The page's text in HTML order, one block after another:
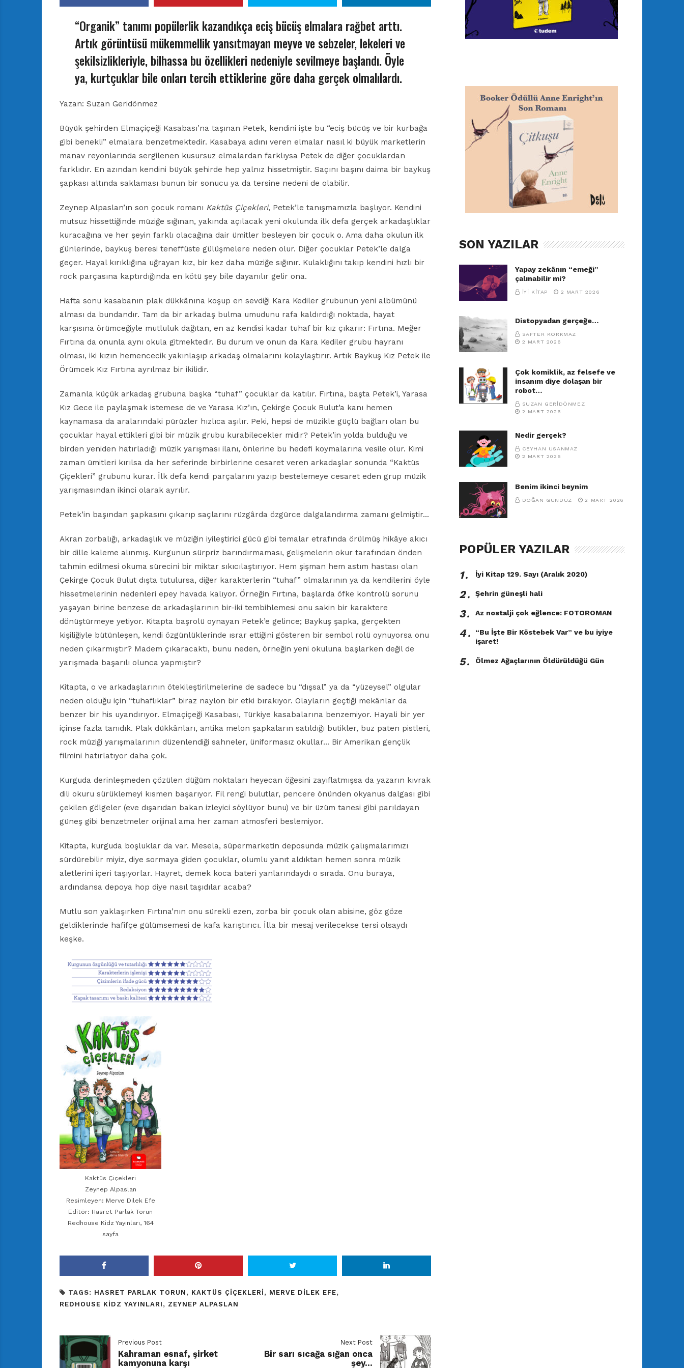
“Organik” tanımı popülerlik kazandıkça eciş bücüş elmalara rağbet arttı.
Artık görüntüsü mükemmellik yansıtmayan meyve ve sebzeler, lekeleri ve
şekilsizlikleriyle, bilhassa bu özellikleri nedeniyle sevilmeye başlandı. Öyle
ya, kurtçuklar bile onları tercih ettiklerine göre daha gerçek olmalılardı.
Yazan: Suzan Geridönmez
Büyük şehirden Elmaçiçeği Kasabası’na taşınan Petek, kendini işte bu “eciş bücüş ve bir kurbağa
gibi benekli” elmalara benzetmektedir. Kasabaya adını veren elmalar nasıl ki büyük marketlerin
manav reyonlarında sergilenen kusursuz elmalardan farklıysa Petek de diğer çocuklardan
farklıdır. En azından kendini büyük şehirde hep yalnız hissetmiştir. Saçını başını daima bir baykuş
şapkası altında saklaması bunun bir sonucu ya da tersine nedeni de olabilir.
Zeynep Alpaslan’ın son çocuk romanı Kaktüs Çiçekleri, Petek’le tanışmamızla başlıyor. Kendini
mutsuz hissettiğinde müziğe sığınan, yakında açılacak yeni okulunda ilk defa gerçek arkadaşlıklar
kuracağına ve her şeyin farklı olacağına dair ümitler besleyen bir çocuk o. Ama daha okulun ilk
günlerinde, baykuş beresi teneffüste gülüşmelere neden olur. Diğer çocuklar Petek’le dalga
geçer. Hayal kırıklığına uğrayan kız, bir kez daha müziğe sığınır. Kulaklığını takıp kendini hızlı bir
rock parçasına kaptırdığında en kötü şey bile dayanılır gelir ona.
Hafta sonu kasabanın plak dükkânına koşup en sevdiği Kara Kediler grubunun yeni albümünü
alması da bundandır. Tam da bir arkadaş bulma umudunu rafa kaldırdığı noktada, hayat
karşısına örümceğiyle mutluluk dağıtan, en az kendisi kadar tuhaf bir kız çıkarır: Fırtına. Meğer
Fırtına da onunla aynı okula gitmektedir. Bu durum ve onun da Kara Kediler grubu hayranı
olması, iki kızın hemencecik yakınlaşıp arkadaş olmalarını kolaylaştırır. Artık Baykuş Kız Petek ile
Örümcek Kız Fırtına ayrılmaz bir ikilidir.
Zamanla küçük arkadaş grubuna başka “tuhaf” çocuklar da katılır. Fırtına, başta Petek’i, Yarasa
Kız Gece ile paylaşmak istemese de ve Yarasa Kız’ın, Çekirge Çocuk Bulut’a kanı hemen
kaynamasa da aralarındaki pürüzler hızlıca aşılır. Peki, hepsi de müzikle güçlü bağları olan bu
çocuklar hayal ettikleri gibi bir müzik grubu kurabilecekler midir? Petek’in yolda bulduğu ve
birden yeniden hatırladığı müzik yarışması ilanı, önlerine bu hedefi koymalarına vesile olur. Kimi
zaman ümitleri kırılsa da her seferinde birbirlerine cesaret veren arkadaşlar sonunda “Kaktüs
Çiçekleri” grubunu kurar. İlk defa kendi parçalarını yazıp bestelemeye cesaret eden grup müzik
yarışmasından ikinci olarak ayrılır.
Petek’in başından şapkasını çıkarıp saçlarını rüzgârda özgürce dalgalandırma zamanı gelmiştir…
Akran zorbalığı, arkadaşlık ve müziğin iyileştirici gücü gibi temalar etrafında örülmüş hikâye akıcı
bir dille kaleme alınmış. Kurgunun sürpriz barındırmaması, gelişmelerin okur tarafından önden
tahmin edilmesi okuma sürecini bir miktar sıkıcılaştırıyor. Hem şişman hem astım hastası olan
Çekirge Çocuk Bulut dışta tutulursa, diğer karakterlerin “tuhaf” olmalarının ya da kendilerini öyle
hissetmelerinin nedenleri epey havada kalıyor. Örneğin Fırtına, başlarda öfke kontrolü sorunu
yaşayan birine benzese de arkadaşlarının bir-iki tembihlemesi onu sakin bir karaktere
dönüştürmeye yetiyor. Kitapta başrolü oynayan Petek’e gelince; Baykuş şapka, gerçekten
kişiliğiyle bütünleşen, kendi özgünlüklerinde ısrar ettiğini gösteren bir sembol rolü oynuyorsa onu
neden çıkarmıştır? Madem çıkaracaktı, bunu neden, örneğin yeni okuluna başlarken değil de
yarışmada başarılı olunca yapmıştır?
Kitapta, o ve arkadaşlarının ötekileştirilmelerine de sadece bu “dışsal” ya da “yüzeysel” olgular
neden olduğu için “tuhaflıklar” biraz naylon bir etki bırakıyor. Olayların geçtiği mekânlar da
benzer bir his uyandırıyor. Elmaçiçeği Kasabası, Türkiye kasabalarına benzemiyor. Hayali bir yer
içinse fazla tanıdık. Plak dükkânları, antika melon şapkaların satıldığı butikler, buz paten pistleri,
rock müziği yarışmalarının düzenlendiği sahneler, üniformasız okullar… Bir Amerikan gençlik
filmini hatırlatıyor daha çok.
Kurguda derinleşmeden çözülen düğüm noktaları heyecan öğesini zayıflatmışsa da yazarın kıvrak
dili okuru sürüklemeyi kısmen başarıyor. Fil rengi bulutlar, pencere önünden okyanus dalgası gibi
çekilen gölgeler (eve dışarıdan bakan izleyici söylüyor bunu) ve bir üzüm tanesi gibi parıldayan
güneş gibi benzetmeler orijinal ama her zaman atmosferi beslemiyor.
Kitapta, kurguda boşluklar da var. Mesela, süpermarketin deposunda müzik çalışmalarımızı
sürdürebilir miyiz, diye sormaya giden çocuklar, olumlu yanıt aldıktan hemen sonra müzik
aletlerini içeri taşıyorlar. Hayret, demek koca bateri yanlarındaydı o sırada. Onu buraya,
ardındansa depoya hop diye nasıl taşıdılar acaba?
Mutlu son yaklaşırken Fırtına’nın onu sürekli ezen, zorba bir çocuk olan abisine, göz göze
geldiklerinde hafifçe gülümsemesi de kafa karıştırıcı. İlla bir mesaj verilecekse tersi olsaydı
keşke.
Kaktüs Çiçekleri
Zeynep Alpaslan
Resimleyen: Merve Dilek Efe
Editör: Hasret Parlak Torun
Redhouse Kidz Yayınları, 164
sayfa
TAGS: HASRET PARLAK TORUN , KAKTÜS ÇIÇEKLERI , MERVE DILEK EFE,
REDHOUSE KIDZ YAYINLARI , ZEYNEP ALPASLAN
Previous Post
Kahraman esnaf, şirket
kamyonuna karşı
Next Post
Bir sarı sıcağa sığan onca
şey…
SON YAZILAR
Yapay zekânın “emeği”
çalınabilir mi?
İYI KITAP 2 MART 2026
Distopyadan gerçeğe…
SAFTER KORKMAZ
2 MART 2026
Çok komiklik, az felsefe ve
insanım diye dolaşan bir
robot…
SUZAN GERIDÖNMEZ
2 MART 2026
Nedir gerçek?
CEYHAN USANMAZ
2 MART 2026
Benim ikinci beynim
DOĞAN GÜNDÜZ 2 MART 2026
POPÜLER YAZILAR
1․ İyi Kitap 129. Sayı (Aralık 2020)
2․ Şehrin güneşli hali
3․ Az nostalji çok eğlence: FOTOROMAN
4․
“Bu İşte Bir Köstebek Var” ve bu iyiye
işaret!
5․ Ölmez Ağaçlarının Öldürüldüğü Gün